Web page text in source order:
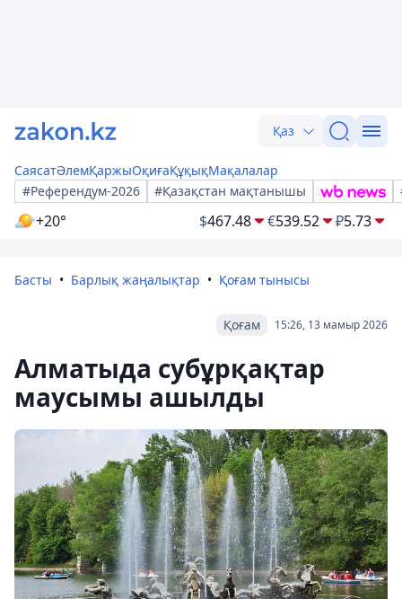
Қаз
СаясатӘлемҚаржыОқиғаҚұқықМақалалар
#Референдум-2026
#Қазақстан мақтанышы
+20° $467.48 €539.52 ₽5.73
Басты Барлық жаңалықтар Қоғам тынысы
15:26, 13 мамыр 2026
Қоғам
Алматыда субұрқақтар
маусымы ашылды